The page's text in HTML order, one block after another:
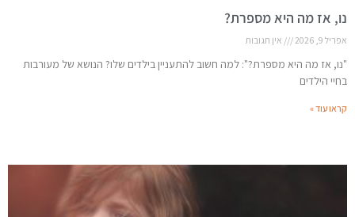
נו, אז מה היא מספרת?
אפריל 9, 2026 אין תגובות
"נו, אז מה היא מספרת?": למה חשוב להתעניין בילדים שלו? הנושא של מעורבות
בחיי הילדים
קראו עוד »